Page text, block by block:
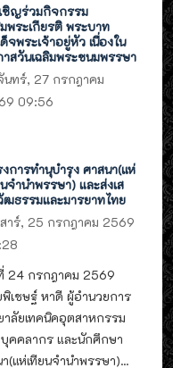
ชิญร่วมกิจกรรม
มพระเกียรติ พระบาท
จพระเจ้าอยู่หัว เนื่องใน
าสวันเฉลิมพระชนมพรรษา
นทร์, 27 กรกฎาคม
09:56
งการทำนุบำรุง ศาสนา(แห่
จำนำพรรษา) และส่งเส
ฒธรรมและมารยาทไทย
สาร์, 25 กรกฎาคม 2569
24 กรกฎาคม 2569
พิเชษฐ์ หาดี ผู้อำนวยการ
าลัยเทคนิคอุตสาหกรรม
คคลากร และนักศึกษา
แห่เทียนจำนำพรรษา)...